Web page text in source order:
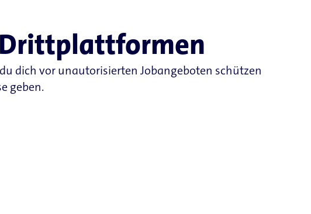
dich vor unautorisierten Jobangeboten schützen
geben.